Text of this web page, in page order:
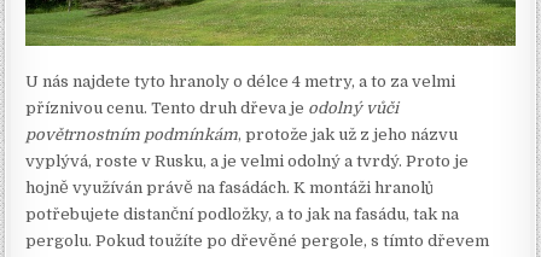
U nás najdete tyto hranoly o délce 4 metry, a to za velmi
příznivou cenu. Tento druh dřeva je odolný vůči
povětrnostním podmínkám, protože jak už z jeho názvu
vyplývá, roste v Rusku, a je velmi odolný a tvrdý. Proto je
hojně využíván právě na fasádách. K montáži hranolů
potřebujete distanční podložky, a to jak na fasádu, tak na
pergolu. Pokud toužíte po dřevěné pergole, s tímto dřevem